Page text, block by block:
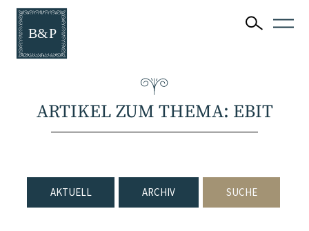
ARTIKEL ZUM THEMA: EBIT
AKTUELL ARCHIV SUCHE